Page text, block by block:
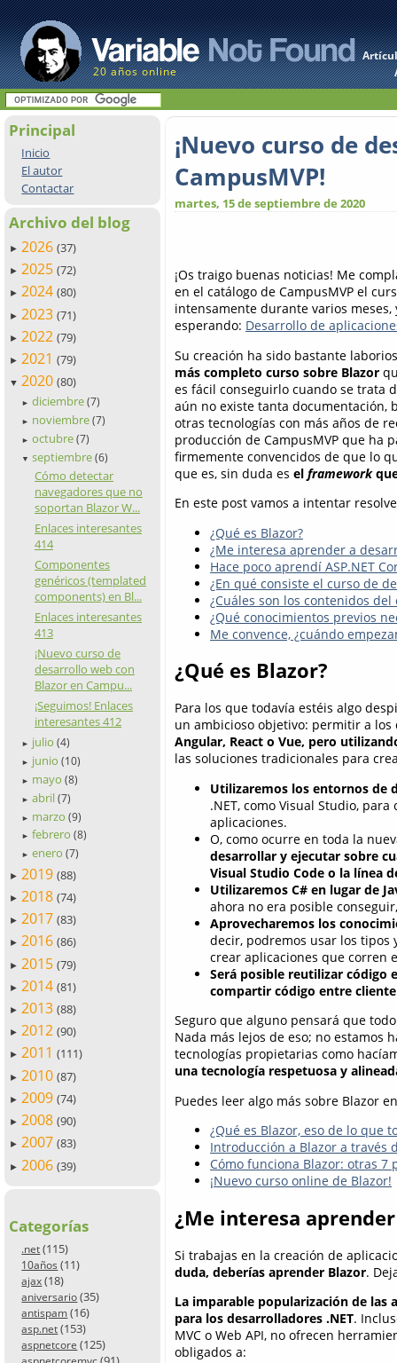
20 años online
Principal
Inicio
El autor
Contactar
Archivo del blog
► 2026 (37)
► 2025 (72)
► 2024 (80)
► 2023 (71)
► 2022 (79)
► 2021 (79)
▼ 2020 (80)
► diciembre (7)
► noviembre (7)
► octubre (7)
▼ septiembre (6)
Cómo detectar
navegadores que no
soportan Blazor W...
Enlaces interesantes
414
Componentes
genéricos (templated
components) en Bl...
Enlaces interesantes
413
¡Nuevo curso de
desarrollo web con
Blazor en Campu...
¡Seguimos! Enlaces
interesantes 412
► julio (4)
► junio (10)
► mayo (8)
► abril (7)
► marzo (9)
► febrero (8)
► enero (7)
► 2019 (88)
► 2018 (74)
► 2017 (83)
► 2016 (86)
► 2015 (79)
► 2014 (81)
► 2013 (88)
► 2012 (90)
► 2011 (111)
► 2010 (87)
► 2009 (74)
► 2008 (90)
► 2007 (83)
► 2006 (39)
Categorías
.net (115)
10años (11)
ajax (18)
aniversario (35)
antispam (16)
asp.net (153)
aspnetcore (125)
¡Nuevo curso de
CampusMVP!
martes, 15 de septiembre de 2020
¡Os traigo buenas noticias! Me
en el catálogo de CampusMVP el
intensamente durante varios
esperando: Desarrollo de
Su creación ha sido bastante
más completo curso sobre Blazor
es fácil conseguirlo cuando se trata
aún no existe tanta documentación,
otras tecnologías con más años de
producción de CampusMVP que ha
firmemente convencidos de que lo
que es, sin duda es el framework
En este post vamos a intentar
¿Qué es Blazor?
¿Me interesa aprender a
Hace poco aprendí ASP.NET
¿En qué consiste el curso de
¿Cuáles son los contenidos del
¿Qué conocimientos previos
Me convence, ¿cuándo
¿Qué es Blazor?
Para los que todavía estéis algo
un ambicioso objetivo: permitir a
Angular, React o Vue, pero
las soluciones tradicionales para
Utilizaremos los entornos de
.NET, como Visual Studio,
aplicaciones.
O, como ocurre en toda la
desarrollar y ejecutar sobre
Visual Studio Code o la línea
Utilizaremos C# en lugar de
ahora no era posible
Aprovecharemos los
decir, podremos usar los tipos
crear aplicaciones que corren
Será posible reutilizar código
compartir código entre
Seguro que alguno pensará que
Nada más lejos de eso; no estamos
tecnologías propietarias como
una tecnología respetuosa y
Puedes leer algo más sobre Blazor
¿Qué es Blazor, eso de lo que
Introducción a Blazor a través
Cómo funciona Blazor: otras
¡Nuevo curso online de Blazor!
¿Me interesa
Si trabajas en la creación de
duda, deberías aprender Blazor.
La imparable popularización de las
para los desarrolladores .NET.
MVC o Web API, no ofrecen
obligados a: